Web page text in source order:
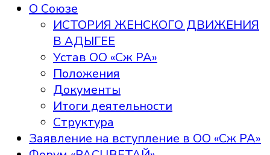
О Союзе
ИСТОРИЯ ЖЕНСКОГО ДВИЖЕНИЯ
В АДЫГЕЕ
Устав ОО «Сж РА»
Положения
Документы
Итоги деятельности
Структура
Заявление на вступление в ОО «Сж РА»